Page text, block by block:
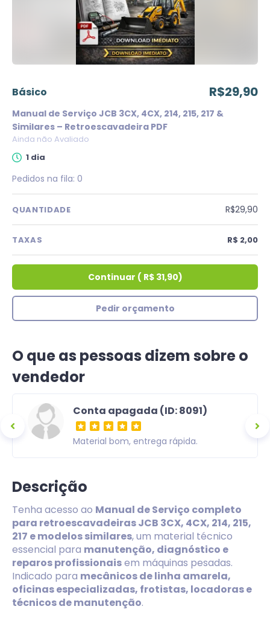
básico R$29,90
Manual de Serviço JCB 3CX, 4CX, 214, 215, 217 &
Similares – Retroescavadeira PDF
Ainda não Avaliado
1 dia
Pedidos na fila: 0
QUANTIDADE R$29,90
TAXAS R$ 2,00
Continuar ( R$ 31,90)
Pedir orçamento
O que as pessoas dizem sobre o
vendedor
Conta apagada (ID: 8091)
Material bom, entrega rápida.
Descrição
Tenha acesso ao Manual de Serviço completo
para retroescavadeiras JCB 3CX, 4CX, 214, 215,
217 e modelos similares, um material técnico
essencial para manutenção, diagnóstico e
reparos profissionaisem máquinas pesadas.
Indicado para mecânicos de linha amarela,
oficinas especializadas, frotistas, locadoras e
técnicos de manutenção.